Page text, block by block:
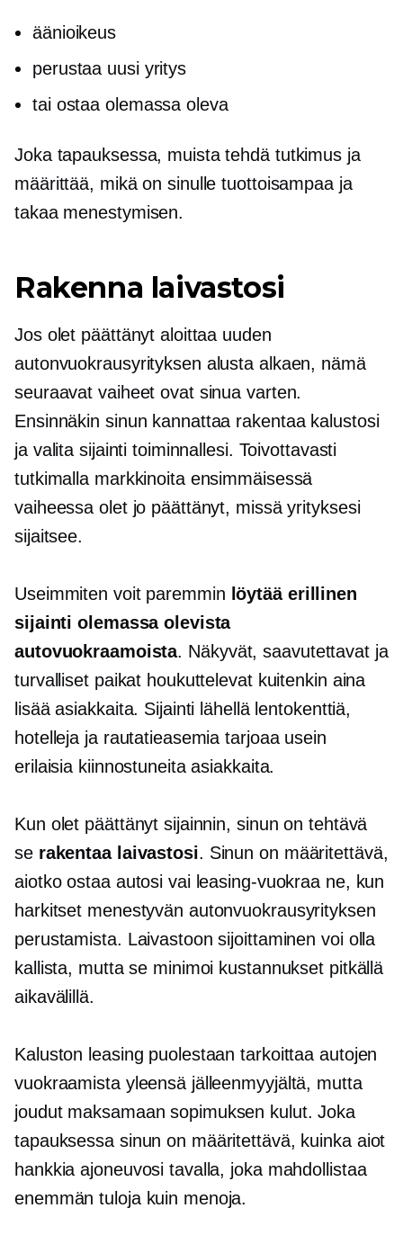
äänioikeus
perustaa uusi yritys
tai ostaa olemassa oleva
Joka tapauksessa, muista tehdä tutkimus ja
määrittää, mikä on sinulle tuottoisampaa ja
takaa menestymisen.
Rakenna laivastosi
Jos olet päättänyt aloittaa uuden
autonvuokrausyrityksen alusta alkaen, nämä
seuraavat vaiheet ovat sinua varten.
Ensinnäkin sinun kannattaa rakentaa kalustosi
ja valita sijainti toiminnallesi. Toivottavasti
tutkimalla markkinoita ensimmäisessä
vaiheessa olet jo päättänyt, missä yrityksesi
sijaitsee.
Useimmiten voit paremmin löytää erillinen
sijainti olemassa olevista
autovuokraamoista. Näkyvät, saavutettavat ja
turvalliset paikat houkuttelevat kuitenkin aina
lisää asiakkaita. Sijainti lähellä lentokenttiä,
hotelleja ja rautatieasemia tarjoaa usein
erilaisia ​​kiinnostuneita asiakkaita.
Kun olet päättänyt sijainnin, sinun on tehtävä
se rakentaa laivastosi. Sinun on määritettävä,
aiotko ostaa autosi vai leasing-vuokraa ne, kun
harkitset menestyvän autonvuokrausyrityksen
perustamista. Laivastoon sijoittaminen voi olla
kallista, mutta se minimoi kustannukset pitkällä
aikavälillä.
Kaluston leasing puolestaan ​​tarkoittaa autojen
vuokraamista yleensä jälleenmyyjältä, mutta
joudut maksamaan sopimuksen kulut. Joka
tapauksessa sinun on määritettävä, kuinka aiot
hankkia ajoneuvosi tavalla, joka mahdollistaa
enemmän tuloja kuin menoja.